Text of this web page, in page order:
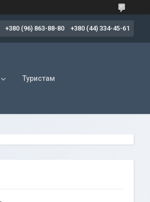
+380 (96) 863-88-80 +380 (44) 334-45-61
Туристам